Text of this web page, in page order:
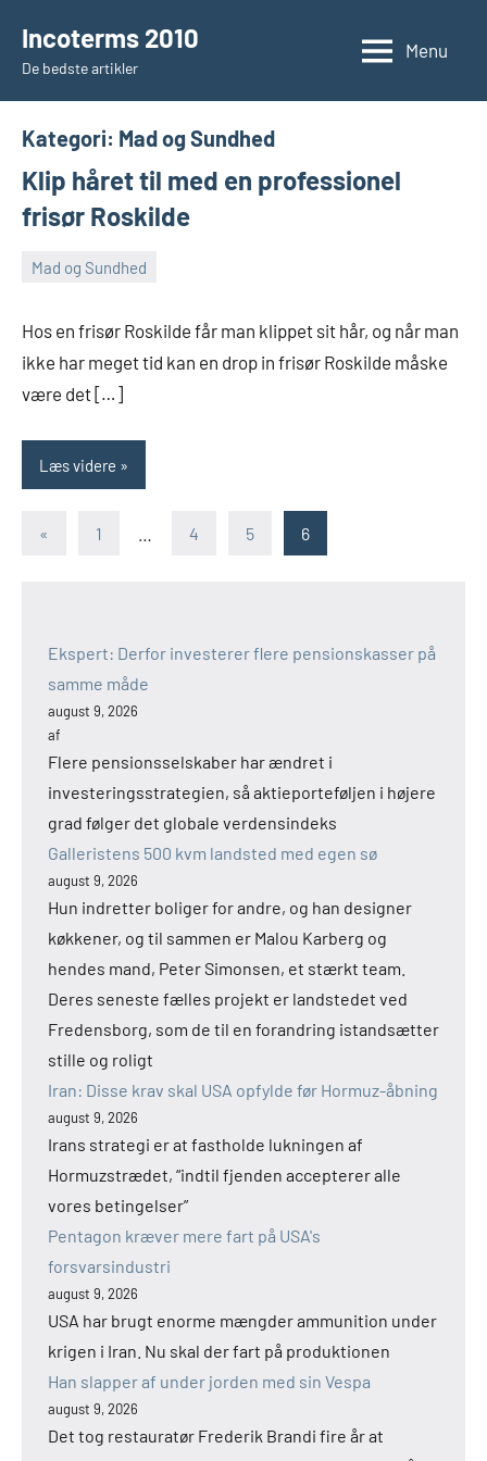
indhold
Incoterms 2010
De bedste artikler
Menu
Kategori: Mad og Sundhed
Klip håret til med en professionel
frisør Roskilde
Mad og Sundhed
2021
Hos en frisør Roskilde får man klippet sit hår, og når man
ikke har meget tid kan en drop in frisør Roskilde måske
være det […]
Læs videre
Indlægsinddeling
« Forrige1 4 5 6
Ekspert: Derfor investerer flere pensionskasser på
samme måde
august 9, 2026
af
Flere pensionsselskaber har ændret i
investeringsstrategien, så aktieporteføljen i højere
grad følger det globale verdensindeks
Galleristens 500 kvm landsted med egen sø
august 9, 2026
Hun indretter boliger for andre, og han designer
køkkener, og til sammen er Malou Karberg og
hendes mand, Peter Simonsen, et stærkt team.
Deres seneste fælles projekt er landstedet ved
Fredensborg, som de til en forandring istandsætter
stille og roligt
Iran: Disse krav skal USA opfylde før Hormuz-åbning
august 9, 2026
Irans strategi er at fastholde lukningen af
Hormuzstrædet, “indtil fjenden accepterer alle
vores betingelser”
Pentagon kræver mere fart på USA's
forsvarsindustri
august 9, 2026
USA har brugt enorme mængder ammunition under
krigen i Iran. Nu skal der fart på produktionen
Han slapper af under jorden med sin Vespa
august 9, 2026
Det tog restauratør Frederik Brandi fire år at